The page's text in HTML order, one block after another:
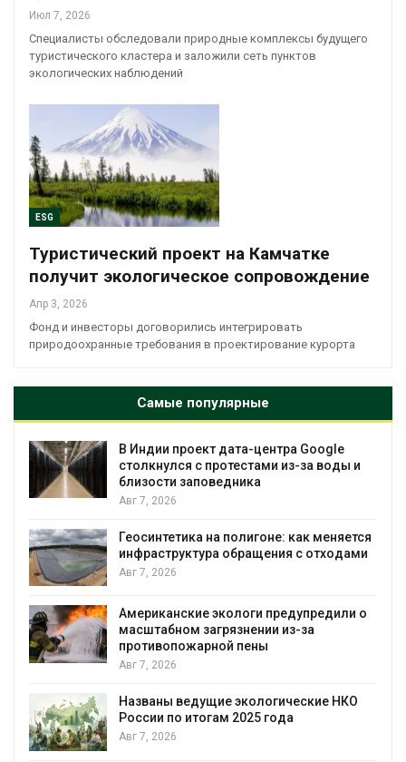
Июл 7, 2026
Специалисты обследовали природные комплексы будущего
туристического кластера и заложили сеть пунктов
экологических наблюдений
ESG
Туристический проект на Камчатке
получит экологическое сопровождение
Апр 3, 2026
Фонд и инвесторы договорились интегрировать
природоохранные требования в проектирование курорта
Самые популярные
В Индии проект дата-центра Google
столкнулся с протестами из-за воды и
близости заповедника
Авг 7, 2026
Геосинтетика на полигоне: как меняется
инфраструктура обращения с отходами
Авг 7, 2026
Американские экологи предупредили о
масштабном загрязнении из-за
противопожарной пены
Авг 7, 2026
Названы ведущие экологические НКО
России по итогам 2025 года
Авг 7, 2026